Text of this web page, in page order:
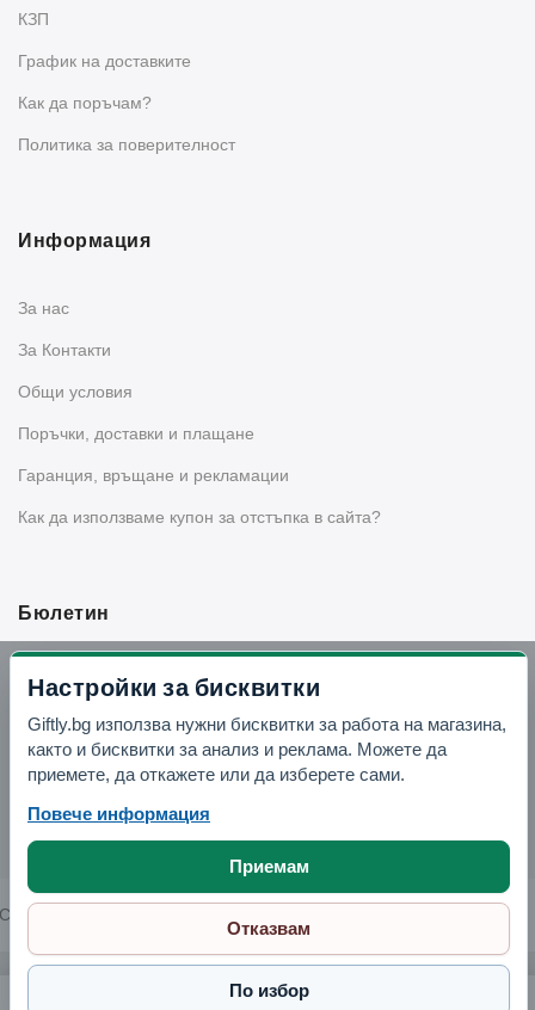
Пластмасов гевгир с дълга дръжка
КЗП
График на доставките
Как да поръчам?
Политика за поверителност
Информация
За нас
За Контакти
Общи условия
Поръчки, доставки и плащане
Гаранция, връщане и рекламации
Как да използваме купон за отстъпка в сайта?
Бюлетин
Вземи -10% отстъпка в Telegram
Отвори Telegram
Copyright © 2026 GIFTLY.BG. All rights reserved.
Настройки за бисквитки
Giftly.bg използва нужни бисквитки за работа на магазина,
както и бисквитки за анализ и реклама. Можете да
приемете, да откажете или да изберете сами.
Повече информация
Приемам
Отказвам
По избор